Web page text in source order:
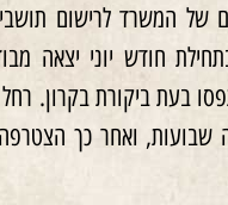
בהשגת תעודות אריות ב׳דגם של
חודש יוני יצאה
ואחר כך